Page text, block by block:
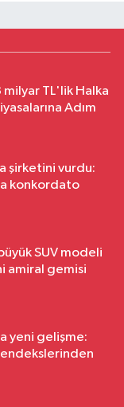
TL'lik Halka
Adım
şirketini vurdu:
konkordato
SUV modeli
amiral gemisi
yeni gelişme:
endekslerinden